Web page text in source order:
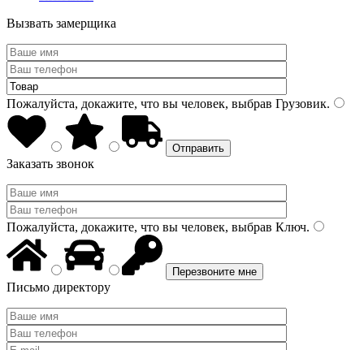
Вызвать замерщика
Пожалуйста, докажите, что вы человек, выбрав Грузовик.
Заказать звонок
Пожалуйста, докажите, что вы человек, выбрав Ключ.
Письмо директору